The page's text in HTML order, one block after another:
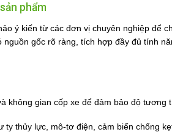
phẩm
ý kiến từ các đơn vị chuyên nghiệp để
nguồn gốc rõ ràng, tích hợp đầy đủ tính
không gian cốp xe để đảm bảo độ tương
ty thủy lực, mô-tơ điện, cảm biến chống